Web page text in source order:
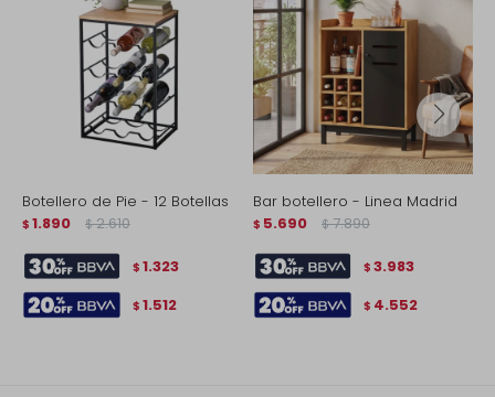
Botellero de Pie - 12 Botellas
$ 1.890 $ 2.610
$ 1.323
$ 1.512
Bar botellero - Linea Madrid
$ 5.690 $ 7.890
$ 3.983
$ 4.552